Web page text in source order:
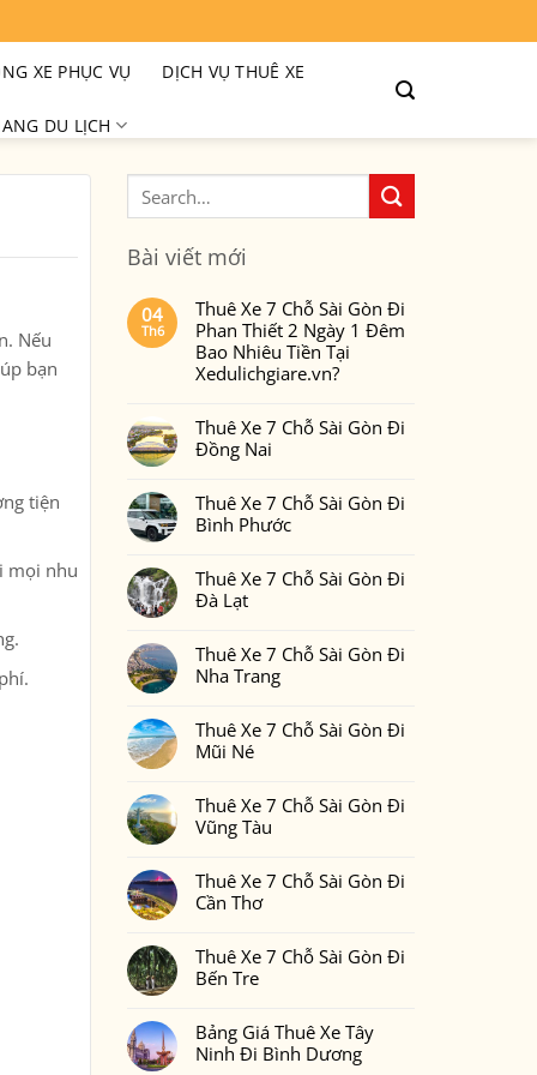
XE PHỤC VỤ DỊCH VỤ THUÊ XE
DU LỊCH
Nếu
bạn
tiện
mọi nhu
Bài viết mới
04
Th6
Thuê Xe 7 Chỗ Sài Gòn Đi
Phan Thiết 2 Ngày 1 Đêm
Bao Nhiêu Tiền Tại
Xedulichgiare.vn?
bình
luận
ở
7
Chỗ
Sài
Phan
Thiết
2
Ngày
Bao
Nhiêu
Tiền
Thuê Xe 7 Chỗ Sài Gòn Đi
Đồng Nai
bình
luận
ở
7
Chỗ
Sài
Đồng
Nai
Thuê Xe 7 Chỗ Sài Gòn Đi
Bình Phước
bình
luận
ở
7
Chỗ
Sài
Bình
Phước
Thuê Xe 7 Chỗ Sài Gòn Đi
Đà Lạt
bình
luận
ở
7
Chỗ
Sài
Đà
Lạt
Thuê Xe 7 Chỗ Sài Gòn Đi
Nha Trang
bình
luận
ở
7
Chỗ
Sài
Nha
Trang
Thuê Xe 7 Chỗ Sài Gòn Đi
Mũi Né
bình
luận
ở
7
Chỗ
Sài
Mũi
Né
Thuê Xe 7 Chỗ Sài Gòn Đi
Vũng Tàu
bình
luận
ở
7
Chỗ
Sài
Vũng
Tàu
Thuê Xe 7 Chỗ Sài Gòn Đi
Cần Thơ
bình
luận
ở
7
Chỗ
Sài
Thuê Xe 7 Chỗ Sài Gòn Đi
Bến Tre
bình
luận
ở
Bảng Giá Thuê Xe Tây
Ninh Đi Bình Dương